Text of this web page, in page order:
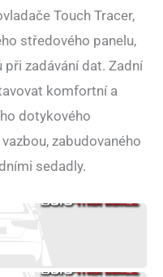
Touch Tracer,
středového panelu,
zadávání dat. Zadní
komfortní a
dotykového
zabudovaného
sedadly.